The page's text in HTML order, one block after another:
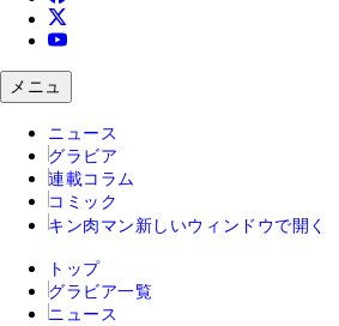
メニュ
ニュース
グラビア
連載コラム
コミック
キン肉マン 新しいウィンドウで開く
トップ
グラビア一覧
ニュース